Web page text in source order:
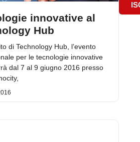
innovative al
Hub
di Technology Hub, l’evento
per le tecnologie innovative
dal 7 al 9 giugno 2016 presso